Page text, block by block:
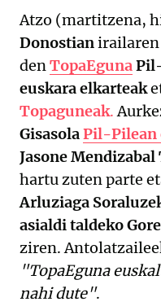
Atzo (martitzena,
Donostianirailaren
denTopaEguna
euskara elkarteak
Topaguneak.
GisasolaPil-Pilean
Jasone
hartu zuten parte
Arluziaga
asialdi taldeko
ziren.
"TopaEguna
nahi dute".